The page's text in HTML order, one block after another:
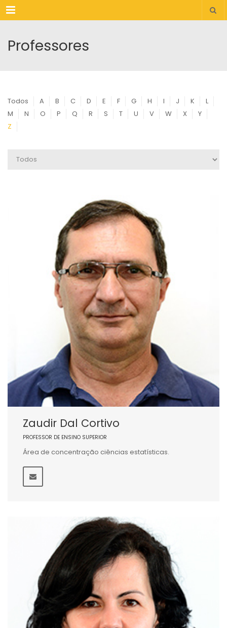
Menu
Professores
Todos A B C D E F G H I J K
L
M
N O P Q R S T U V W X
Y
Z
Zaudir Dal Cortivo
PROFESSOR DE ENSINO SUPERIOR
Área de concentração ciências estatísticas.